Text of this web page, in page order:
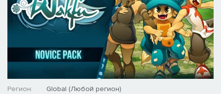
Регион:
Global (Любой регион)